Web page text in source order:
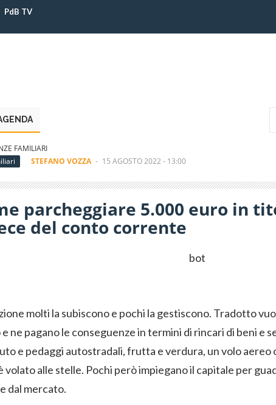
PdB TV
FAMILIARI
STEFANO VOZZA - 15 AGOSTO 2022 - 13:00
parcheggiare 5.000 euro in
del conto corrente
molti la subiscono e pochi la gestiscono. Tradotto
e ne pagano le conseguenze in termini di rincari di beni e
e pedaggi autostradali, frutta e verdura, un volo aereo
volato alle stelle. Pochi però impiegano il capitale per
dal mercato.